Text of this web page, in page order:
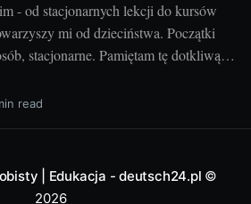
- od stacjonarnych lekcji do kursów
mi od dzieciństwa. Początki
stacjonarne. Pamiętam tę dotkliwą
pendolowania do szkoły i
niż w momencie wyjścia.
read
| Edukacja - deutsch24.pl ©
2026